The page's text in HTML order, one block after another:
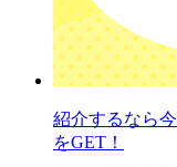
紹介するなら
をGET！